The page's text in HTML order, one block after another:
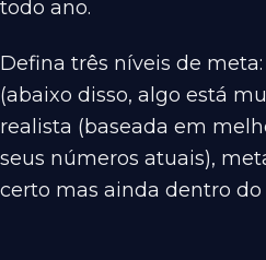
todo ano.
Defina três níveis de
(abaixo disso, algo está
realista (baseada em
seus números atuais),
certo mas ainda dentro do